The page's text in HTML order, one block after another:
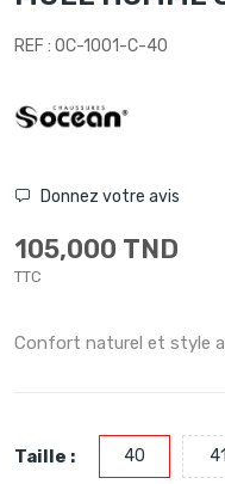
REF : OC-1001-C-40
Donnez votre avis
105,000 TND
TTC
Confort naturel et style
Taille : 40 41